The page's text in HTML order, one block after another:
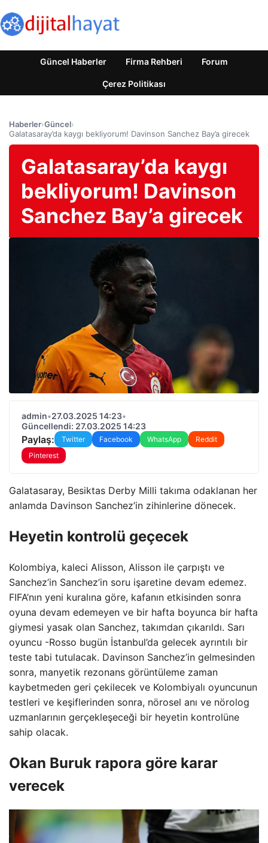
Güncel Haberler Firma Rehberi Forum
Çerez Politikası
Haberler›Güncel›
Galatasaray’da kaygı bekliyorum! Davinson Sanchez Bay’a girecek
Galatasaray’da kaygı
bekliyorum! Davinson
Sanchez Bay’a girecek
admin•27.03.2025 14:23•
Güncellendi: 27.03.2025 14:23
Paylaş: Twitter Facebook WhatsApp
Reddit
Pinterest
Galatasaray, Besiktas Derby Milli takıma odaklanan her
anlamda Davinson Sanchez’in zihinlerine dönecek.
Heyetin kontrolü geçecek
Kolombiya, kaleci Alisson, Alisson ile çarpıştı ve
Sanchez’in Sanchez’in soru işaretine devam edemez.
FIFA’nın yeni kuralına göre, kafanın etkisinden sonra
oyuna devam edemeyen ve bir hafta boyunca bir hafta
giymesi yasak olan Sanchez, takımdan çıkarıldı. Sarı
oyuncu -Rosso bugün İstanbul’da gelecek ayrıntılı bir
teste tabi tutulacak. Davinson Sanchez’in gelmesinden
sonra, manyetik rezonans görüntüleme zaman
kaybetmeden geri çekilecek ve Kolombiyalı oyuncunun
testleri ve keşiflerinden sonra, nörosel anı ve nörolog
uzmanlarının gerçekleşeceği bir heyetin kontrolüne
sahip olacak.
Okan Buruk rapora göre karar
verecek